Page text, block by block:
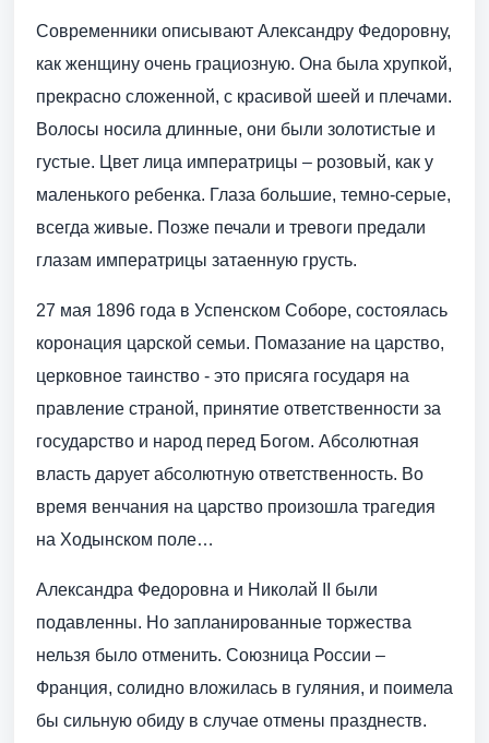
Современники описывают Александру Федоровну,
как женщину очень грациозную. Она была хрупкой,
прекрасно сложенной, с красивой шеей и плечами.
Волосы носила длинные, они были золотистые и
густые. Цвет лица императрицы – розовый, как у
маленького ребенка. Глаза большие, темно-серые,
всегда живые. Позже печали и тревоги предали
глазам императрицы затаенную грусть.
27 мая 1896 года в Успенском Соборе, состоялась
коронация царской семьи. Помазание на царство,
церковное таинство - это присяга государя на
правление страной, принятие ответственности за
государство и народ перед Богом. Абсолютная
власть дарует абсолютную ответственность. Во
время венчания на царство произошла трагедия
на Ходынском поле…
Александра Федоровна и Николай II были
подавленны. Но запланированные торжества
нельзя было отменить. Союзница России –
Франция, солидно вложилась в гуляния, и поимела
бы сильную обиду в случае отмены празднеств.